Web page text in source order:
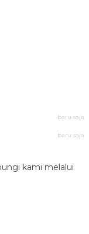
baru saja
baru saja
kami melalui